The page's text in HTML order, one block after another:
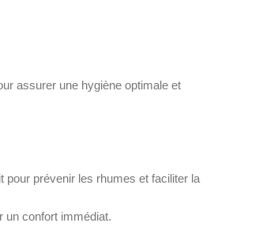
assurer une hygiène optimale et
pour prévenir les rhumes et faciliter la
un confort immédiat.